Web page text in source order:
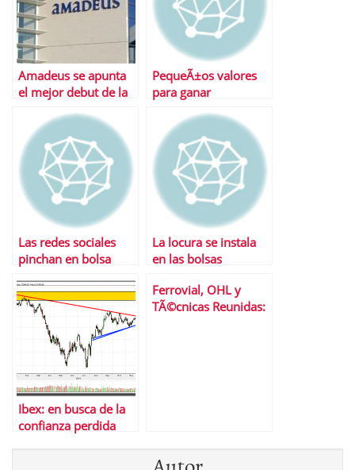
Amadeus se apunta
el mejor debut de la
PequeÃ±os valores
para ganar
Las redes sociales
pinchan en bolsa
La locura se instala
en las bolsas
Ibex: en busca de la
confianza perdida
Ferrovial, OHL y
TÃ©cnicas Reunidas: